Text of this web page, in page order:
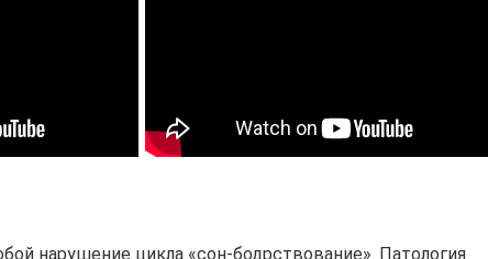
нарушение цикла «сон-бодрствование». Патология